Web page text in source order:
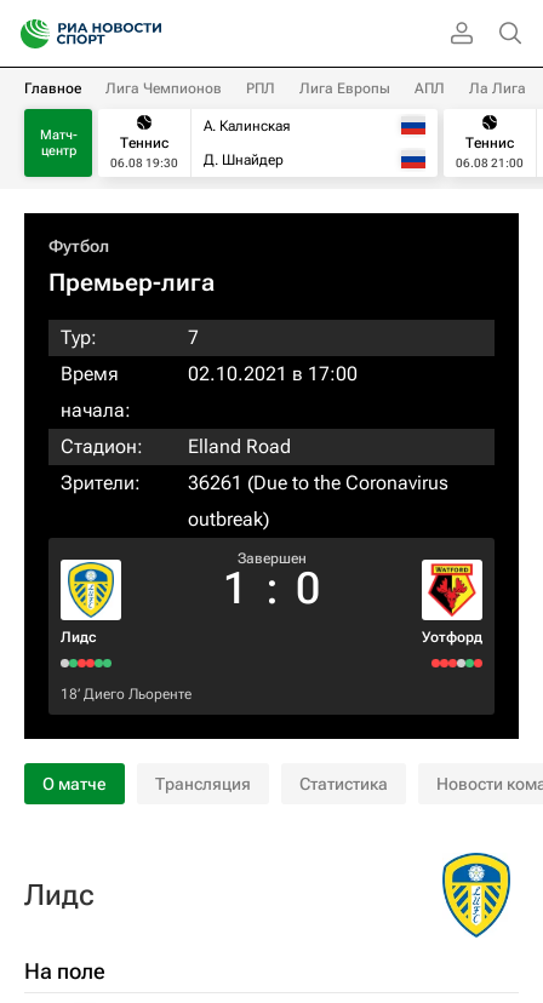
Главное Лига Чемпионов РПЛ Лига Европы АПЛ Ла Лига
Матч-
центр
Теннис
06.08 19:30
А. Калинская
Д. Шнайдер
Теннис
06.08 21:00
Футбол
Премьер-лига
Тур:
7
Время
начала:
02.10.2021 в 17:00
Стадион:
Elland Road
Зрители:
36261 (Due to the Coronavirus
outbreak)
Лидс
Завершен
1 : 0
Уотфорд
18‎’‎ Диего Льоренте
О матче Трансляция Статистика Новости
Лидс
На поле